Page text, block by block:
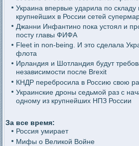
Украина впервые ударила по складу
крупнейших в России сетей
Джанни Инфантино пока устоял и
посту главы ФИФА
Fleet in non-being. И это сделала
флота
Ирландия и Шотландия будут
независимости после Brexit
КНДР перебросила в Россию свою
Украинские дроны седьмой раз с
одному из крупнейших НПЗ России
За все время:
Россия умирает
Мифы о Великой Войне